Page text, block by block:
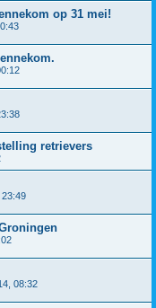
op 31 mei!
retrievers
08:32